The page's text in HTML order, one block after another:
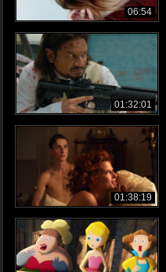
06:54
01:32:01
01:38:19